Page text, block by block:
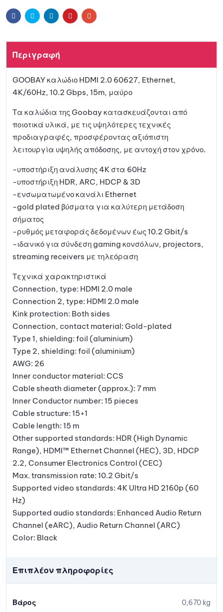
μένων
FacebookTwitter LinkedinPinterestEmail
Περιγραφή
GOOBAY καλώδιο HDMI 2.0 60627, Ethernet,
4K/60Hz, 10.2 Gbps, 15m, μαύρο
Τα καλώδια της Goobay κατασκευάζονται από
ποιοτικά υλικά, με τις υψηλότερες τεχνικές
προδιαγραφές, προσφέροντας αξιόπιστη
λειτουργία υψηλής απόδοσης, με αντοχή στον χρόνο.
-υποστήριξη ανάλυσης 4K στα 60Hz
-υποστήριξη HDR, ARC, HDCP & 3D
-ενσωματωμένο κανάλι Ethernet
-gold plated βύσματα για καλύτερη μετάδοση
σήματος
-ρυθμός μεταφοράς δεδομένων έως 10.2 Gbit/s
-ιδανικό για σύνδεση gaming κονσόλων, projectors,
streaming receivers με τηλεόραση
Τεχνικά χαρακτηριστικά
Connection, type: HDMI 2.0 male
Connection 2, type: HDMI 2.0 male
Kink protection: Both sides
Connection, contact material: Gold-plated
Type 1, shielding: foil (aluminium)
Type 2, shielding: foil (aluminium)
AWG: 26
Inner conductor material: CCS
Cable sheath diameter (approx.): 7 mm
Inner Conductor number: 15 pieces
Cable structure: 15+1
Cable length: 15 m
Other supported standards: HDR (High Dynamic
Range), HDMI™ Ethernet Channel (HEC), 3D, HDCP
2.2, Consumer Electronics Control (CEC)
Max. transmission rate: 10.2 Gbit/s
Supported video standards: 4K Ultra HD 2160p (60
Hz)
Supported audio standards: Enhanced Audio Return
Channel (eARC), Audio Return Channel (ARC)
Color: Black
Επιπλέον πληροφορίες
Βάρος 0,670 kg